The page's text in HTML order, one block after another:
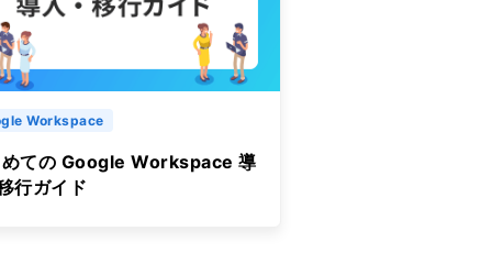
Workspace
めての Google Workspace 導
行ガイド